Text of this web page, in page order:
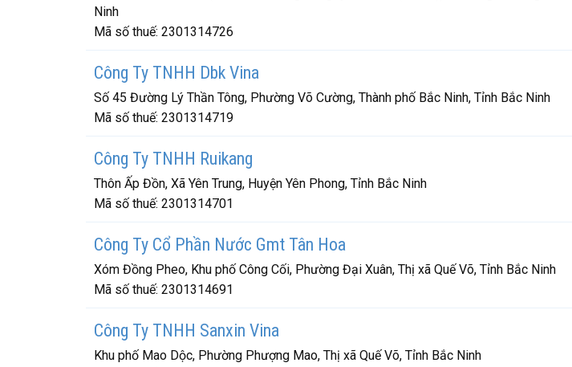
Ninh
Mã số thuế: 2301314726
Công Ty TNHH Dbk Vina
Số 45 Đường Lý Thần Tông, Phường Võ Cường, Thành phố Bắc Ninh, Tỉnh Bắc Ninh
Mã số thuế: 2301314719
Công Ty TNHH Ruikang
Thôn Ấp Đồn, Xã Yên Trung, Huyện Yên Phong, Tỉnh Bắc Ninh
Mã số thuế: 2301314701
Công Ty Cổ Phần Nước Gmt Tân Hoa
Xóm Đồng Pheo, Khu phố Công Cối, Phường Đại Xuân, Thị xã Quế Võ, Tỉnh Bắc Ninh
Mã số thuế: 2301314691
Công Ty TNHH Sanxin Vina
Khu phố Mao Dộc, Phường Phượng Mao, Thị xã Quế Võ, Tỉnh Bắc Ninh